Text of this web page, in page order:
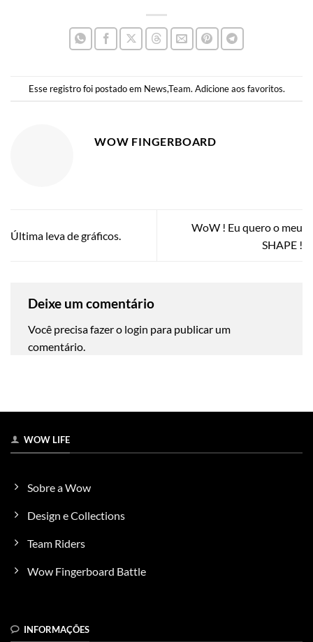
Esse registro foi postado em News,Team. Adicione aos favoritos.
WOW FINGERBOARD
Última leva de gráficos.
WoW ! Eu quero o meu
SHAPE !
Deixe um comentário
Você precisa fazer o login para publicar um
comentário.
WOW LIFE
Sobre a Wow
Design e Collections
Team Riders
Wow Fingerboard Battle
INFORMAÇÕES